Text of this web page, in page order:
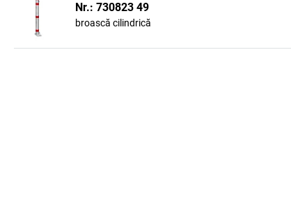
Nr.: 730823 49
broască cilindrică